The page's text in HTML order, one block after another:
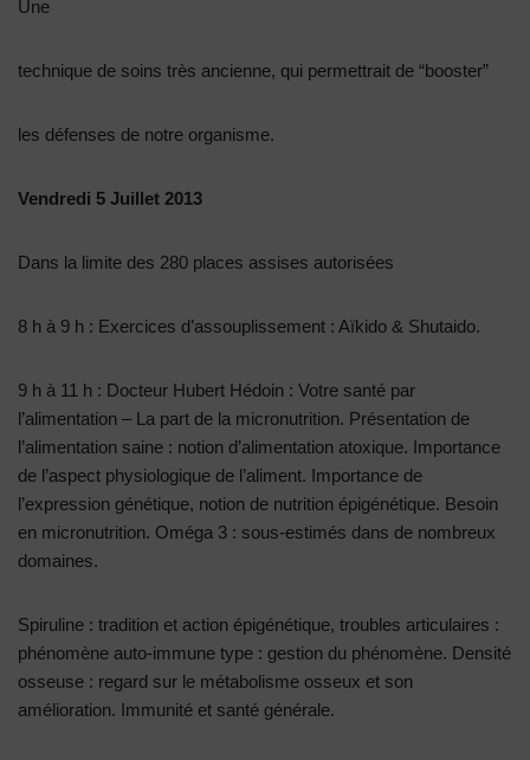
Une
technique de soins très ancienne, qui permettrait de “booster”
les défenses de notre organisme.
Vendredi 5 Juillet 2013
Dans la limite des 280 places assises autorisées
8 h à 9 h : Exercices d’assouplissement : Aïkido & Shutaido.
9 h à 11 h : Docteur Hubert Hédoin : Votre santé par
l’alimentation – La part de la micronutrition. Présentation de
l’alimentation saine : notion d’alimentation atoxique. Importance
de l’aspect physiologique de l’aliment. Importance de
l’expression génétique, notion de nutrition épigénétique. Besoin
en micronutrition. Oméga 3 : sous-estimés dans de nombreux
domaines.
Spiruline : tradition et action épigénétique, troubles articulaires :
phénomène auto-immune type : gestion du phénomène. Densité
osseuse : regard sur le métabolisme osseux et son
amélioration. Immunité et santé générale.